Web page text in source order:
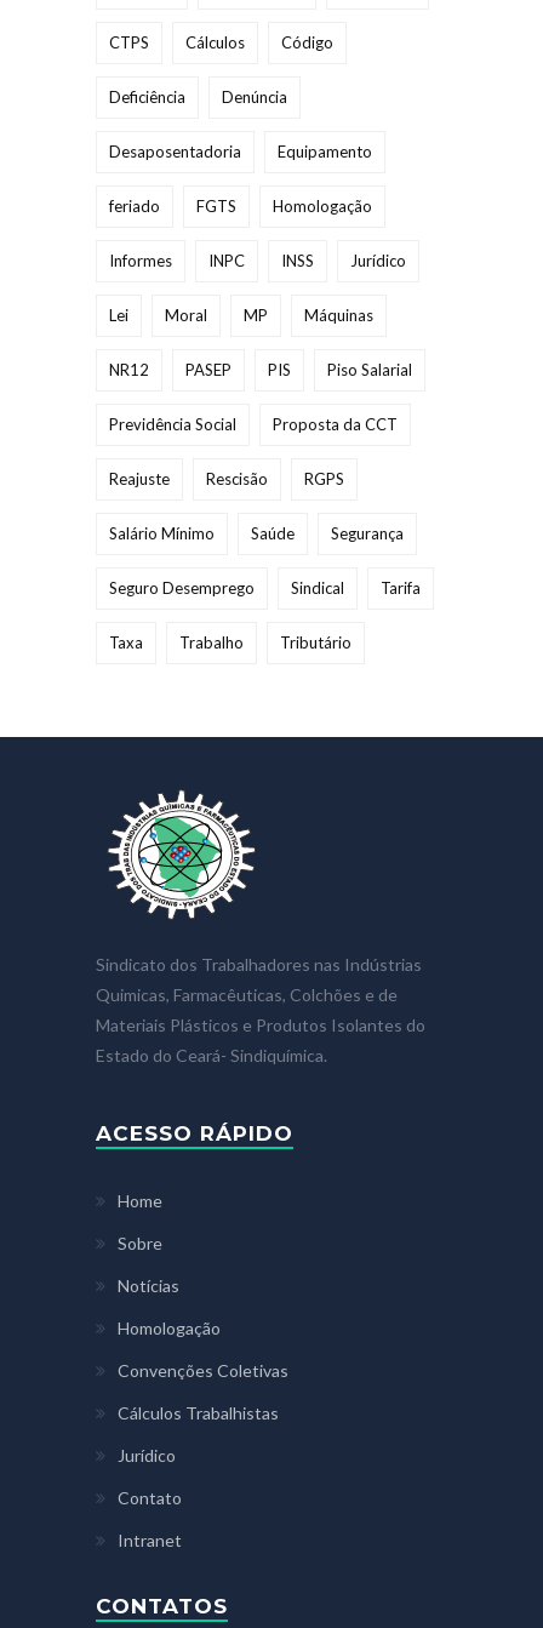
CTPS Cálculos Código
Deficiência Denúncia
Desaposentadoria Equipamento
feriado FGTS Homologação
Informes INPC INSS Jurídico
Lei Moral MP Máquinas
NR12 PASEP PIS Piso Salarial
Previdência Social Proposta da CCT
Reajuste Rescisão RGPS
Salário Mínimo Saúde Segurança
Seguro Desemprego Sindical Tarifa
Taxa Trabalho Tributário
Sindicato dos Trabalhadores nas Indústrias
Quimicas, Farmacêuticas, Colchões e de
Materiais Plásticos e Produtos Isolantes do
Estado do Ceará- Sindiquímica.
ACESSO RÁPIDO
Home
Sobre
Notícias
Homologação
Convenções Coletivas
Cálculos Trabalhistas
Jurídico
Contato
Intranet
CONTATOS